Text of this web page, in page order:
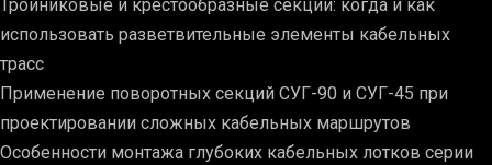
Тройниковые и крестообразные секции: когда и как
использовать разветвительные элементы кабельных
трасс
Применение поворотных секций СУГ-90 и СУГ-45 при
проектировании сложных кабельных маршрутов
Особенности монтажа глубоких кабельных лотков серии